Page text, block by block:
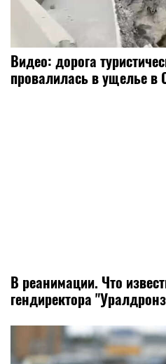
Видео: дорога
провалилась в ущелье в
В реанимации. Что
гендиректора